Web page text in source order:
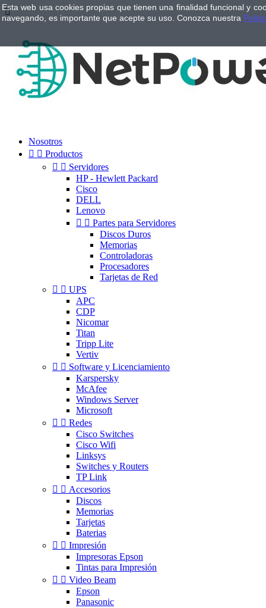

Nosotros
  Productos
  Servidores
HP - Hewlett Packard
Cisco
DELL
Lenovo
  Partes para Servidores
Discos Duros
Memorias
Controladoras
Procesadores
Tarjetas de Red
  UPS
APC
CDP
Nicomar
Titan
Tripp Lite
Vertiv
  Software y Licenciamiento
Karspersky
McAfee
Windows Server
Microsoft
  Redes
Cisco Switches
Cisco Wifi
Linksys
Switches y Routers
TP Link
  Accesorios
Discos
Memorias
Tarjetas
Baterias
  Impresión
Impresoras Epson
Tintas para Impresión
  Video Beam
Epson
Panasonic
Esta web usa cookies propias que tienen una finalidad funcional y
navegando, es importante que acepte su uso. Conozca nuestra